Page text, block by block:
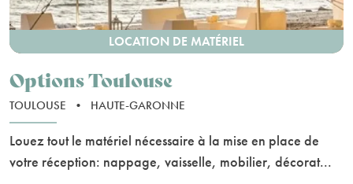
LOCATION DE MATÉRIEL
Options Toulouse
TOULOUSE • HAUTE-GARONNE
Louez tout le matériel nécessaire à la mise en place de
votre réception: nappage, vaisselle, mobilier, décorat...